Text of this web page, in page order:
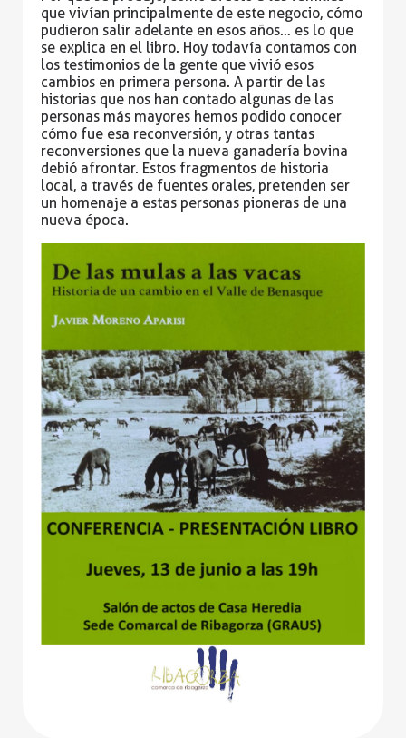
que vivían principalmente de este negocio, cómo
pudieron salir adelante en esos años… es lo que
se explica en el libro. Hoy todavía contamos con
los testimonios de la gente que vivió esos
cambios en primera persona. A partir de las
historias que nos han contado algunas de las
personas más mayores hemos podido conocer
cómo fue esa reconversión, y otras tantas
reconversiones que la nueva ganadería bovina
debió afrontar. Estos fragmentos de historia
local, a través de fuentes orales, pretenden ser
un homenaje a estas personas pioneras de una
nueva época.